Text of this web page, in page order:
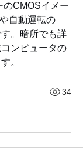
のCMOSイメー
自動運転の
す。暗所でも詳
ンピュータの
。
34